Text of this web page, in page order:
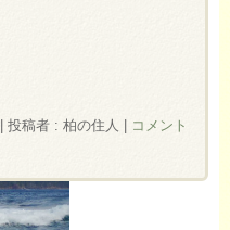
投稿者 : 柏の住人
コメント